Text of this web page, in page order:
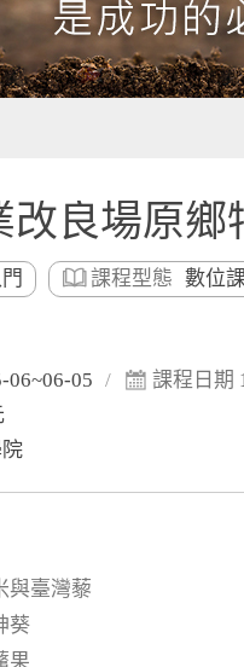
改良場原
課程型態 數位
06~06-05 / 課程日期
與臺灣藜
葵
果